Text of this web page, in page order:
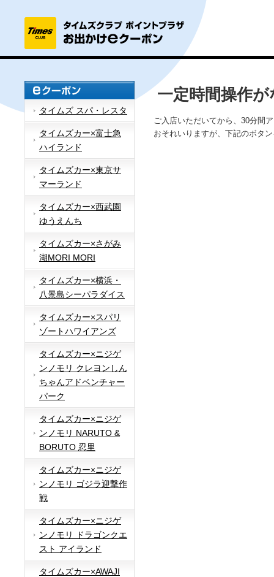
タイムズ スパ・レスタ
タイムズカー×富士急
ハイランド
タイムズカー×東京サ
マーランド
タイムズカー×西武園
ゆうえんち
タイムズカー×さがみ
湖MORI MORI
タイムズカー×横浜・
八景島シーパラダイス
タイムズカー×スパリ
ゾートハワイアンズ
タイムズカー×ニジゲ
ンノモリ クレヨンしん
ちゃんアドベンチャー
パーク
タイムズカー×ニジゲ
ンノモリ NARUTO &
BORUTO 忍里
タイムズカー×ニジゲ
ンノモリ ゴジラ迎撃作
戦
タイムズカー×ニジゲ
ンノモリ ドラゴンクエ
スト アイランド
タイムズカー×AWAJI
一定時間操作
ご入店いただいてから、30分間
おそれいりますが、下記のボタ